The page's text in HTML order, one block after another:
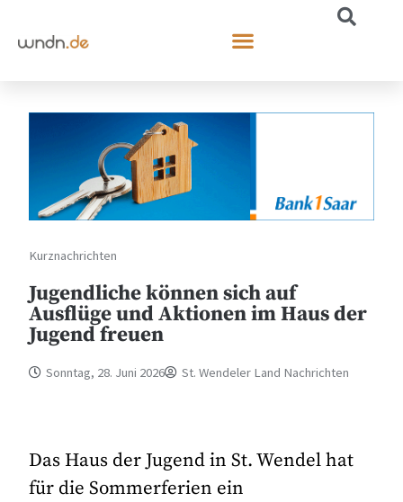
Kurznachrichten
Jugendliche können sich auf
Ausflüge und Aktionen im Haus der
Jugend freuen
Sonntag, 28. Juni 2026 St. Wendeler Land Nachrichten
Das Haus der Jugend in St. Wendel hat
für die Sommerferien ein